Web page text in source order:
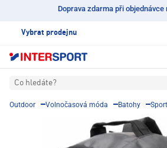
Doprava zdarma při objednávce
Vybrat prodejnu
Co hledáte?
Outdoor Volnočasová móda Batohy